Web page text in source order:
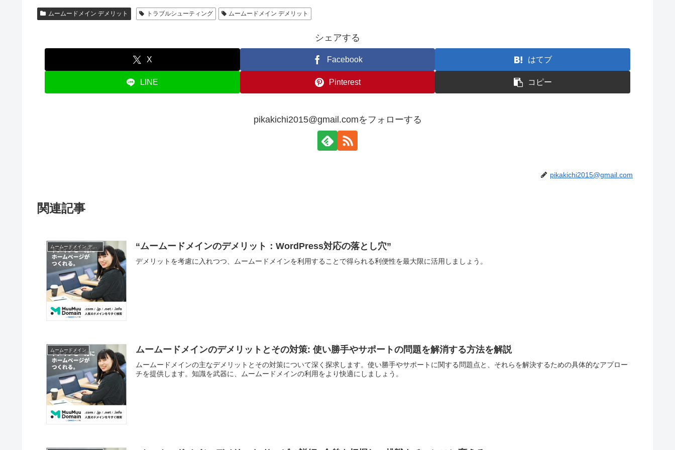
ムームードメイン デメリット トラブルシューティング ムームードメイン デメリット
シェアする
X Facebook はてブ
LINE Pinterest コピー
pikakichi2015@gmail.comをフォローする
pikakichi2015@gmail.com
関連記事
ムームードメイン デメリット “ムームードメインのデメリット：WordPress対応の落とし穴”
デメリットを考慮に入れつつ、ムームードメインを利用することで得られる利便性を最大限に活用しましょう。
ムームードメイン ムームードメインのデメリットとその対策: 使い勝手やサポートの問題を解消する方法を解説
ムームードメインの主なデメリットとその対策について深く探求します。使い勝手やサポートに関する問題点と、それらを解決するための具体的なアプロー
チを提供します。知識を武器に、ムームードメインの利用をより快適にしましょう。